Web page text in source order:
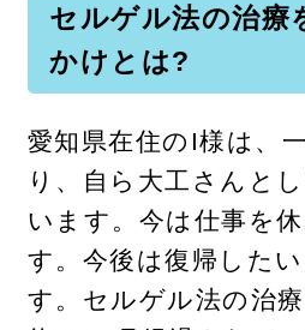
セルゲル法の治療
かけとは?
愛知県在住のI様は、
り、自ら大工さんと
います。今は仕事を
す。今後は復帰した
す。セルゲル法の治